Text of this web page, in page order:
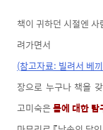
책이 귀하던 시절엔
려가면서
(참고자료: 빌려서 베
장으로 누구나 책을
고미숙은몸에 대한